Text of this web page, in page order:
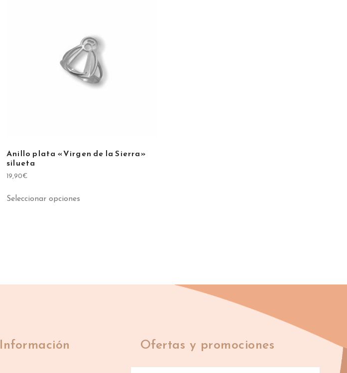
Anillo plata «Virgen de la Sierra»
silueta
19,90€
Seleccionar opciones
Información Ofertas y promociones